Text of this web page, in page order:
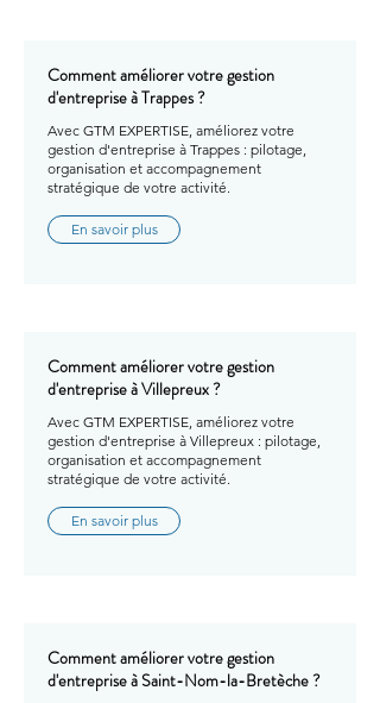
Comment améliorer votre gestion
d'entreprise à Trappes ?
Avec GTM EXPERTISE, améliorez votre
gestion d'entreprise à Trappes : pilotage,
organisation et accompagnement
stratégique de votre activité.
En savoir plus
Comment améliorer votre gestion
d'entreprise à Villepreux ?
Avec GTM EXPERTISE, améliorez votre
gestion d'entreprise à Villepreux : pilotage,
organisation et accompagnement
stratégique de votre activité.
En savoir plus
Comment améliorer votre gestion
d'entreprise à Saint-Nom-la-Bretèche ?